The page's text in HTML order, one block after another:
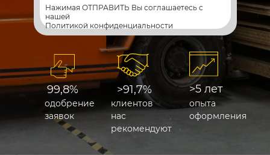
99,8%
одобрение
заявок
>5 лет
опыта
оформления
>91,7%
клиентов
нас
рекомендуют
Нажимая ОТПРАВИТЬ Вы соглашаетесь с
нашей
Политикой конфиденциальности